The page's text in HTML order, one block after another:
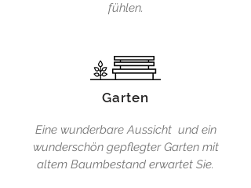
fühlen.
Garten
Eine wunderbare Aussicht und ein
wunderschön gepflegter Garten mit
altem Baumbestand erwartet Sie.